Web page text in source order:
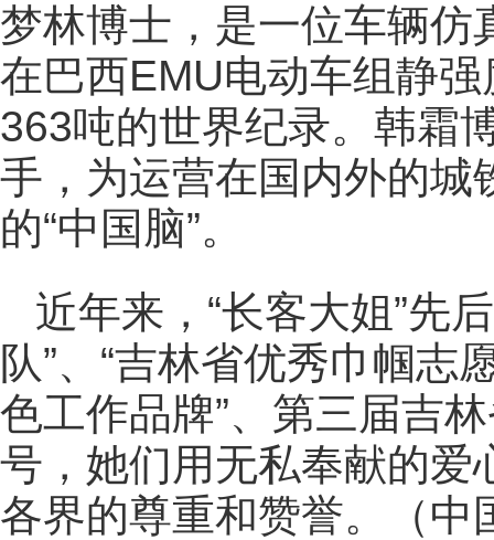
梦林博士，是一位车辆仿
在巴西EMU电动车组静
363吨的世界纪录。韩霜
手，为运营在国内外的城
的“中国脑”。
近年来，“长客大姐”先
队”、“吉林省优秀巾帼志
色工作品牌”、第三届吉
号，她们用无私奉献的爱
各界的尊重和赞誉。（中